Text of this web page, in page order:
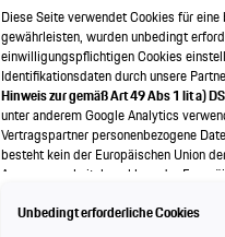
Diese Seite verwendet Cookies für
gewährleisten, wurden unbedingt
einwilligungspflichtigen Cookies
Identifikationsdaten durch unsere
Hinweis zur gemäß Art 49 Abs 1 lit a)
unter anderem Google Analytics
Vertragspartner personenbezogene
besteht kein der Europäischen Union
Angemessenheitsbeschluss der
bestehen, und weil nicht
Unbedingt erforderliche Cookies